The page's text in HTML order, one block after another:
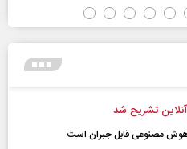
تشریح شد
هوش مصنوعی قابل جبران است